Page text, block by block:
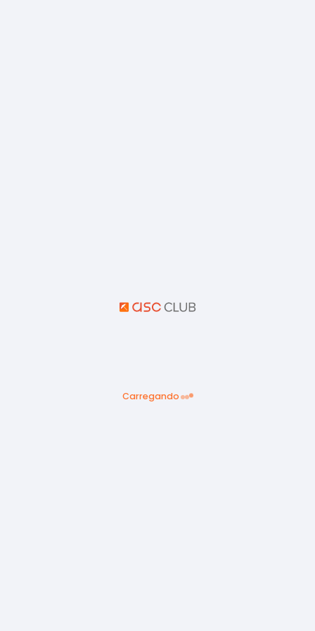
Carregando